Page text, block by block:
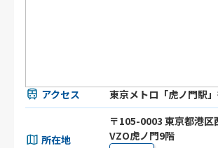
アクセス 東京メトロ「虎ノ門駅
所在地
〒105-0003 東京都港区
VZO虎ノ門9階